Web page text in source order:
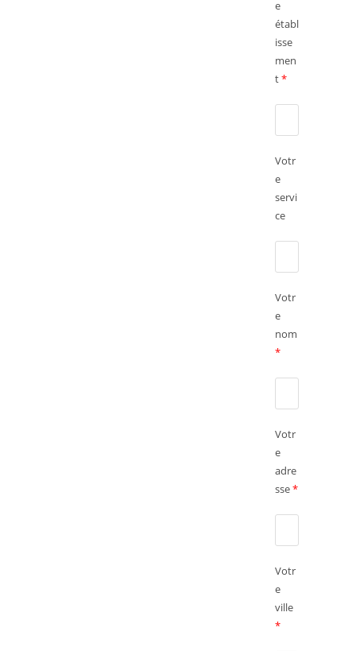
e
établ
isse
men
t*
Votr
e
servi
ce
Votr
e
nom
*
Votr
e
adre
sse*
Votr
e
ville
*